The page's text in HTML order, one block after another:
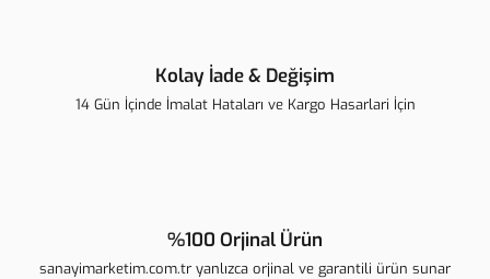
Kolay İade & Değişim
14 Gün İçinde İmalat Hataları ve Kargo Hasarlari İçin
%100 Orjinal Ürün
sanayimarketim.com.tr yanlızca orjinal ve garantili ürün sunar